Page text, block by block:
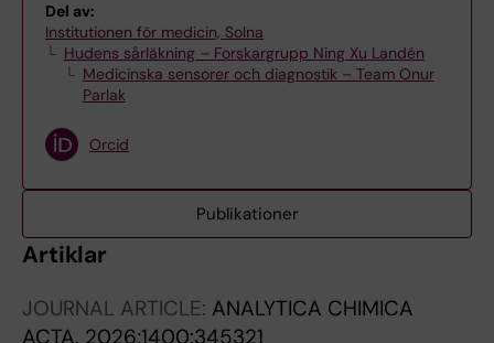
Del av:
Institutionen för medicin, Solna
Hudens sårläkning – Forskargrupp Ning Xu Landén
Medicinska sensorer och diagnostik – Team Onur
Parlak
Orcid
Publikationer
Artiklar
JOURNAL ARTICLE: ANALYTICA CHIMICA
ACTA. 2026;1400:345321